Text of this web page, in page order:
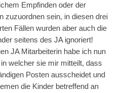
Empfinden oder der
zuzuordnen sein, in diesen drei
Fällen wurden aber auch die
seitens des JA ignoriert!
JA Mitarbeiterin habe ich nun
welcher sie mir mitteilt, dass
Posten ausscheidet und
die Kinder betreffend an